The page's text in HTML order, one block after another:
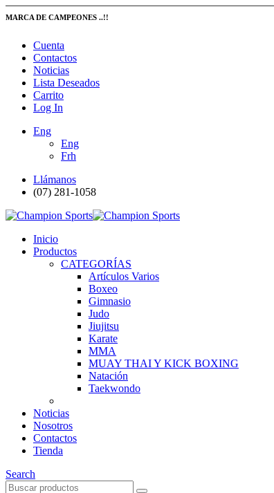
MARCA DE CAMPEONES ..!!
Cuenta
Contactos
Noticias
Lista Deseados
Carrito
Log In
Eng
Eng
Frh
Llámanos
(07) 281-1058
Inicio
Productos
CATEGORÍAS
Artículos Varios
Boxeo
Gimnasio
Judo
Jiujitsu
Karate
MMA
MUAY THAI Y KICK BOXING
Natación
Taekwondo
Noticias
Nosotros
Contactos
Tienda
Search